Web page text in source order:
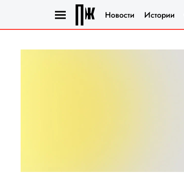
Новости Истории